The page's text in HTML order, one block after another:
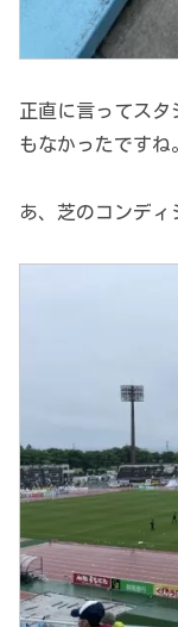
正直に言ってスタ
もなかったですね
あ、芝のコンディ